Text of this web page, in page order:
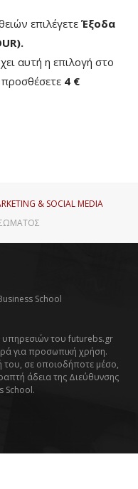
επιλέγετε Έξοδα
.
αυτή η επιλογή στο
4 €
& SOCIAL MEDIA
ΣΏΜΑΤΟΣ
School
υπηρεσιών του futurebs.gr
για προσωπική χρήση.
σε οποιοδήποτε μέσο,
άδεια της Διεύθυνσης
School.